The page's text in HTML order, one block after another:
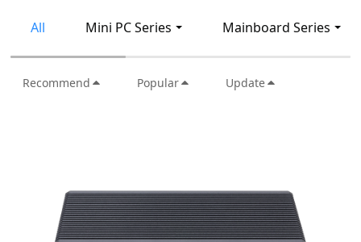
All Mini PC Series Mainboard Series
Recommend Popular Update